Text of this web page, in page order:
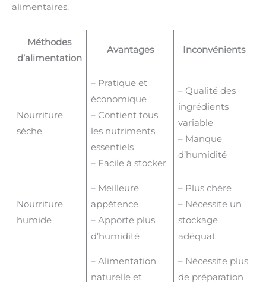
alimentaires.
Méthodes
d’alimentation
Avantages Inconvénients
Nourriture
sèche
– Pratique et
économique
– Contient tous
les nutriments
essentiels
– Facile à stocker
– Qualité des
ingrédients
variable
– Manque
d’humidité
Nourriture
humide
– Meilleure
appétence
– Apporte plus
d’humidité
– Plus chère
– Nécessite un
stockage
adéquat
– Alimentation
naturelle et
– Nécessite plus
de préparation